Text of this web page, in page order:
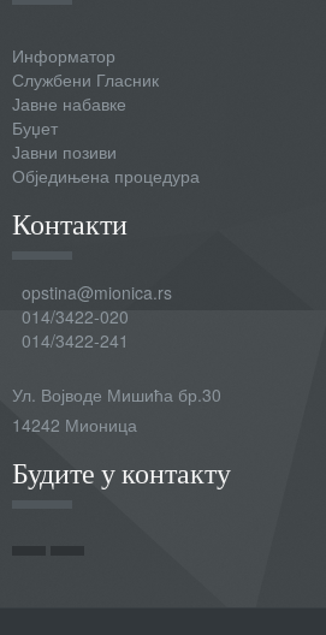
Информатор
Службени Гласник
Јавне набавке
Буџет
Јавни позиви
Обједињена процедура
Контакти
opstina@mionica.rs
014/3422-020
014/3422-241
Ул. Војводе Мишића бр.30
14242 Мионица
Будите у контакту